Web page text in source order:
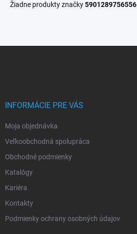
Žiadne produkty značky5901289756556
INFORMÁCIE PRE VÁS
Moja objednávka
Veľkoobchodná spolupráca
Obchodné podmienky
Katalógy
Kariéra
Kontakty
Podmienky ochrany osobných údajov